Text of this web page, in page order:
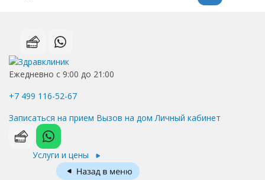
Ежедневно с 9:00 до 21:00
+7 499 116-52-67
Записаться на прием Вызов на дом Личный кабинет
Услуги и цены